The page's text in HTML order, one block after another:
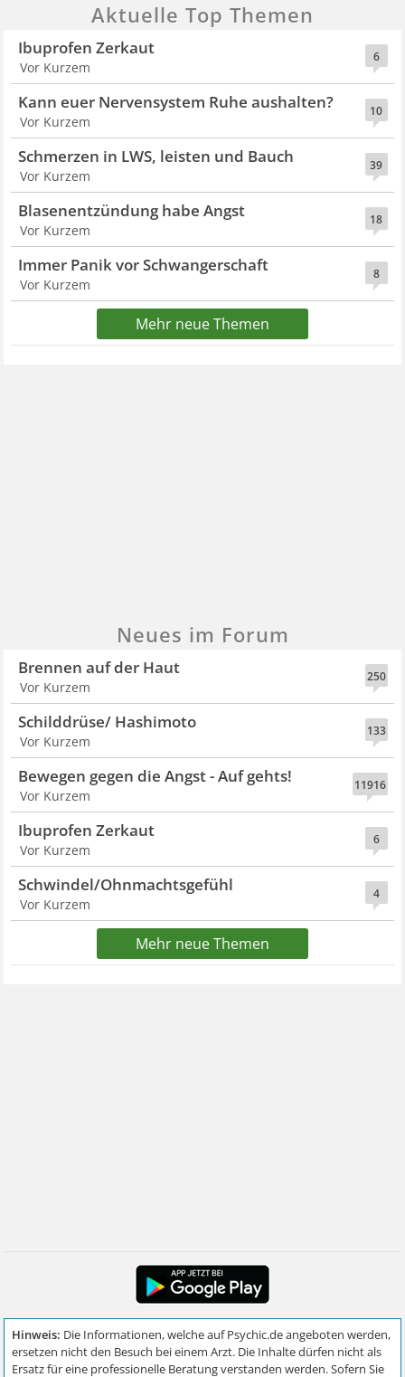
Aktuelle Top Themen
6
Ibuprofen Zerkaut
Vor Kurzem
10
Kann euer Nervensystem Ruhe aushalten?
Vor Kurzem
39
Schmerzen in LWS, leisten und Bauch
Vor Kurzem
18
Blasenentzündung habe Angst
Vor Kurzem
8
Immer Panik vor Schwangerschaft
Vor Kurzem
Mehr neue Themen
Neues im Forum
250
Brennen auf der Haut
Vor Kurzem
133
Schilddrüse/ Hashimoto
Vor Kurzem
11916
Bewegen gegen die Angst - Auf gehts!
Vor Kurzem
6
Ibuprofen Zerkaut
Vor Kurzem
4
Schwindel/Ohnmachtsgefühl
Vor Kurzem
Mehr neue Themen